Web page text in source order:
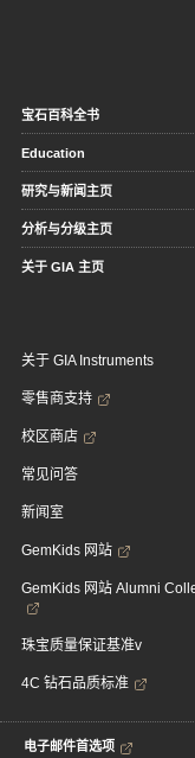
宝石百科全书
Education
研究与新闻主页
分析与分级主页
关于 GIA 主页
关于 GIA Instruments
零售商支持
校区商店
常见问答
新闻室
GemKids 网站
GemKids 网站 Alumni
珠宝质量保证基准v
4C 钻石品质标准
电子邮件首选项